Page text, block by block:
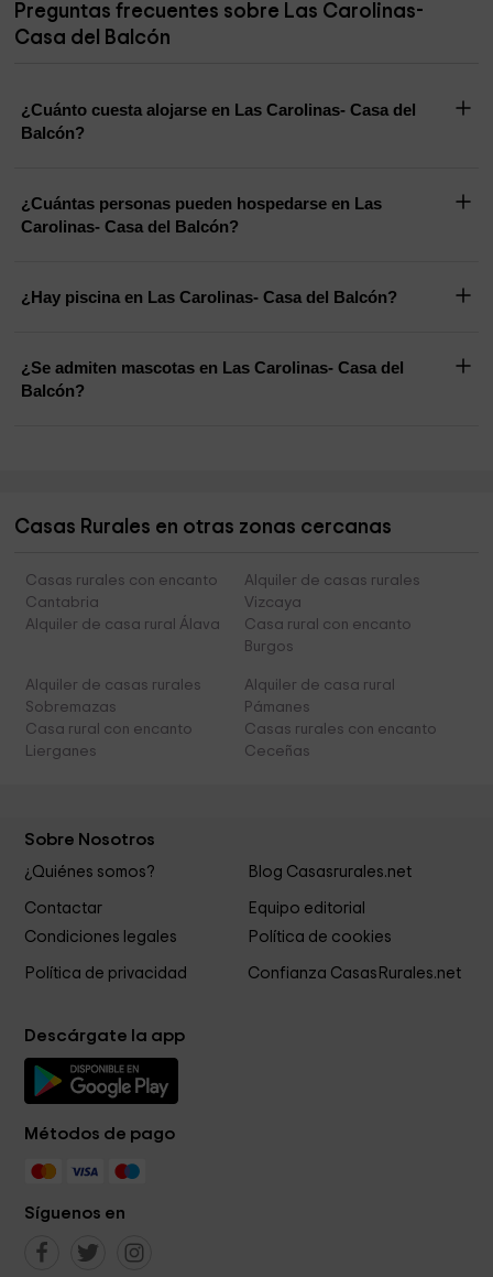
Preguntas frecuentes sobre Las Carolinas-
Casa del Balcón
¿Cuánto cuesta alojarse en Las Carolinas- Casa del
Balcón?
¿Cuántas personas pueden hospedarse en Las
Carolinas- Casa del Balcón?
¿Hay piscina en Las Carolinas- Casa del Balcón?
¿Se admiten mascotas en Las Carolinas- Casa del
Balcón?
Casas Rurales en otras zonas cercanas
Casas rurales con encanto
Cantabria
Alquiler de casas rurales
Vizcaya
Alquiler de casa rural Álava
Casa rural con encanto
Burgos
Alquiler de casas rurales
Sobremazas
Alquiler de casa rural
Pámanes
Casa rural con encanto
Lierganes
Casas rurales con encanto
Ceceñas
Sobre Nosotros
¿Quiénes somos? Blog Casasrurales.net
Contactar
Equipo editorial
Condiciones legales
Política de cookies
Política de privacidad Confianza CasasRurales.net
Descárgate la app
Métodos de pago
Síguenos en